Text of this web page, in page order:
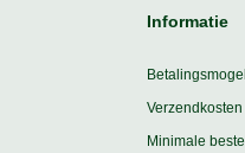
Informatie
Verzendkosten
Minimale